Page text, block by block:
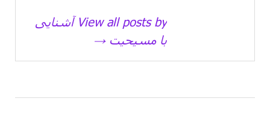
View all posts by آشنایی
با مسیحیت →